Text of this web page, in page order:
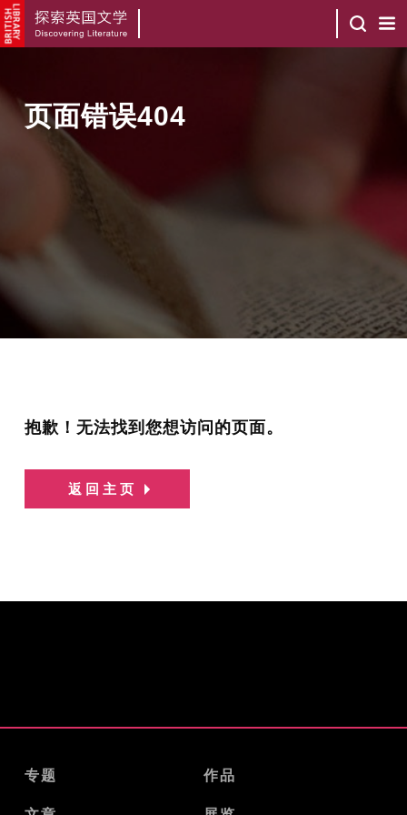
页面错误404
抱歉！无法找到您想访问的页面。
返回主页
专题 作品